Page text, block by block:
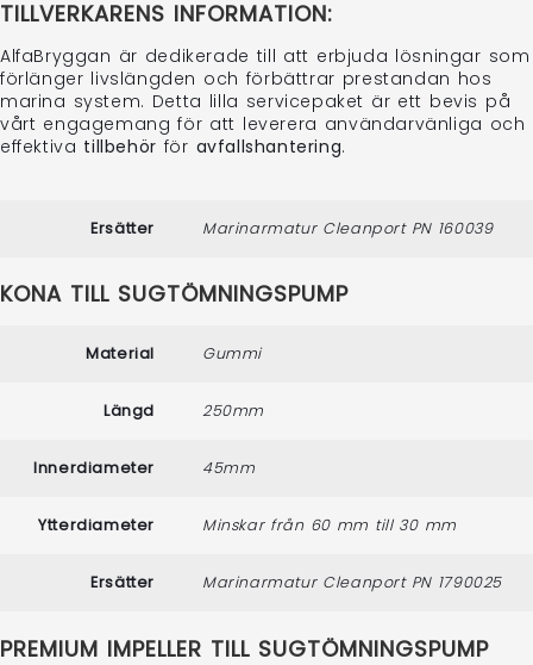
TILLVERKARENS INFORMATION:
AlfaBryggan är dedikerade till att erbjuda lösningar som
förlänger livslängden och förbättrar prestandan hos
marina system. Detta lilla servicepaket är ett bevis på
vårt engagemang för att leverera användarvänliga och
effektiva tillbehör för avfallshantering.
Ersätter Marinarmatur Cleanport PN 160039
KONA TILL SUGTÖMNINGSPUMP
Material Gummi
Längd 250mm
Innerdiameter 45mm
Ytterdiameter Minskar från 60 mm till 30 mm
Ersätter Marinarmatur Cleanport PN 1790025
PREMIUM IMPELLER TILL SUGTÖMNINGSPUMP